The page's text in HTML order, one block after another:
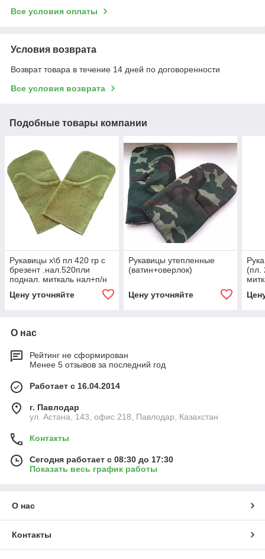
Все условия оплаты
Условия возврата
Возврат товара в течение 14 дней по договоренности
Все условия возврата
Подобные товары компании
Рукавицы х\б пл 420 гр с
брезент .нал.520пли
поднал. миткаль нал+п/н
Цену уточняйте
Рукавицы утепленные
(ватин+оверлок)
Цену уточняйте
(пл.
О нас
Рейтинг не сформирован
Менее 5 отзывов за последний год
Работает с 16.04.2014
г. Павлодар
ул. Астана, 143, офис 218, Павлодар, Казахстан
Контакты
Сегодня работает с 08:30 до 17:30
Показать весь график работы
О нас
Контакты